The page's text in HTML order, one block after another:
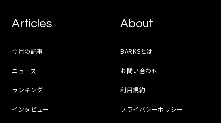
Articles
今月の記事
ニュース
ランキング
インタビュー
About
BARKSとは
お問い合わせ
利用規約
プライバシーポリシー